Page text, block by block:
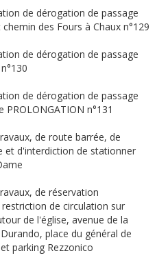
de dérogation de passage
des Fours à Chaux n°129
de dérogation de passage
de dérogation de passage
n°131
de route barrée, de
et d'interdiction de stationner
de réservation
de circulation sur
de l'église, avenue de la
place du général de
parking Rezzonico